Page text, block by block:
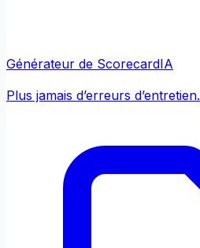
Générateur de ScorecardIA
Plus jamais d’erreurs d’entretien.